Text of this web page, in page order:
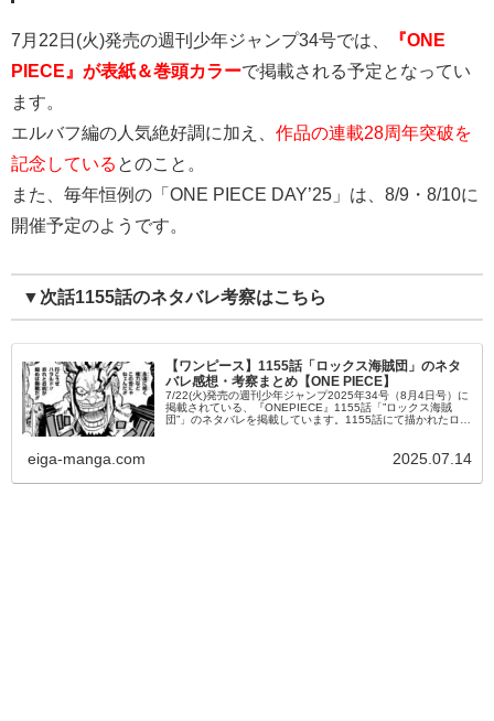
7月22日(火)発売の週刊少年ジャンプ34号では、
『ONE
PIECE』が表紙＆巻頭カラーで掲載される予定となってい
ます。
エルバフ編の人気絶好調に加え、 作品の連載28周年突破を
記念している とのこと。
また、毎年恒例の「ONE PIECE DAY’25」は、8/9・8/10に
開催予定のようです。
▼次話1155話のネタバレ考察はこちら
【ワンピース】1155話「ロックス海賊団」のネタ
バレ感想・考察まとめ【ONE PIECE】
7/22(火)発売の週刊少年ジャンプ2025年34号（8月4日号）に
掲載されている、『ONEPIECE』1155話「”ロックス海賊
団”」のネタバレを掲載しています。1155話にて描かれたロッ
eiga-manga.com 2025.07.14